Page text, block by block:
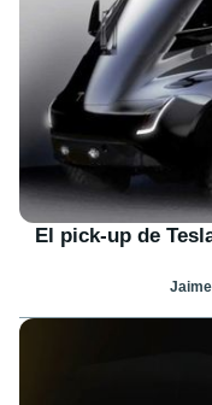
El pick-up de